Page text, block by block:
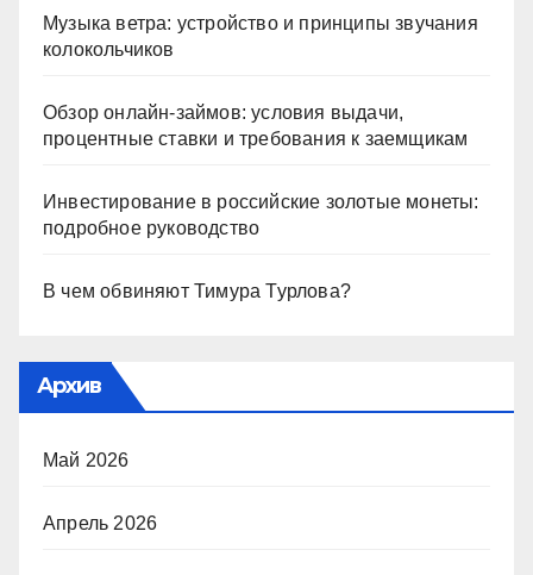
Музыка ветра: устройство и принципы звучания
колокольчиков
Обзор онлайн-займов: условия выдачи,
процентные ставки и требования к заемщикам
Инвестирование в российские золотые монеты:
подробное руководство
В чем обвиняют Тимура Турлова?
Архив
Май 2026
Апрель 2026